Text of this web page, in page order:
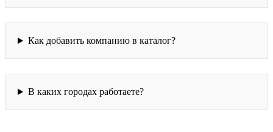
Как добавить компанию в каталог?
В каких городах работаете?